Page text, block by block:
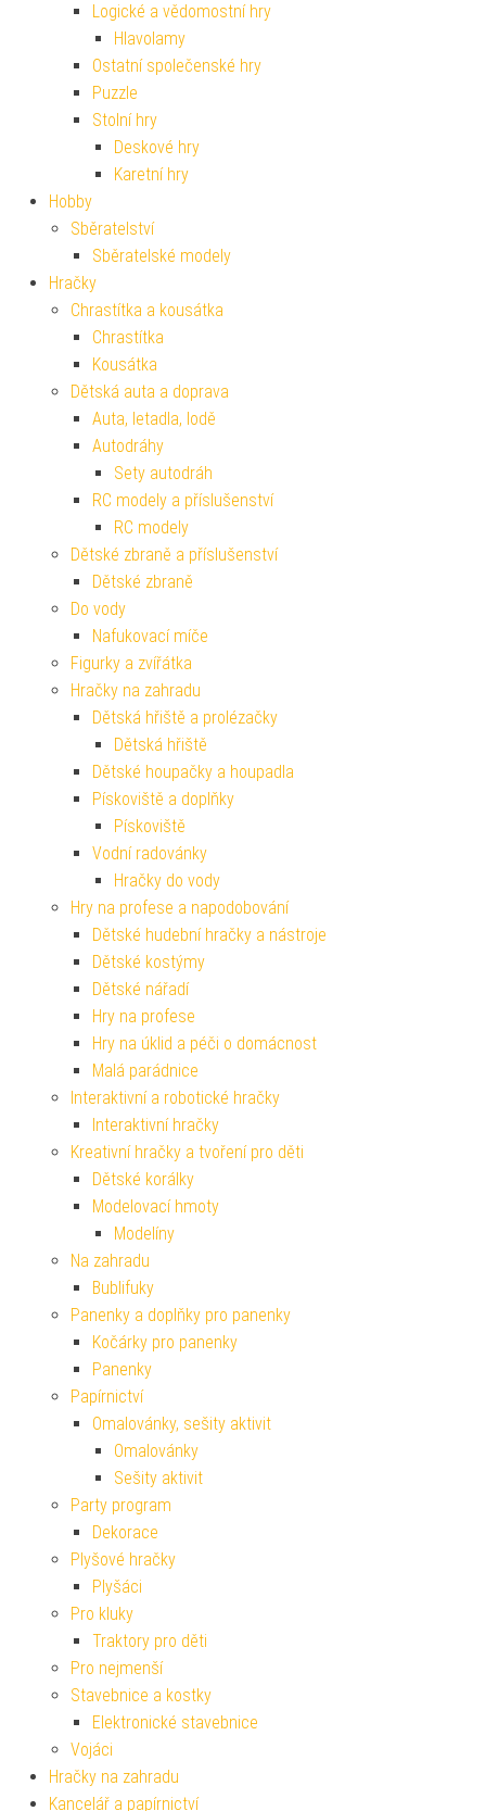
Logické a vědomostní hry
Hlavolamy
Ostatní společenské hry
Puzzle
Stolní hry
Deskové hry
Karetní hry
Hobby
Sběratelství
Sběratelské modely
Hračky
Chrastítka a kousátka
Chrastítka
Kousátka
Dětská auta a doprava
Auta, letadla, lodě
Autodráhy
Sety autodráh
RC modely a příslušenství
RC modely
Dětské zbraně a příslušenství
Dětské zbraně
Do vody
Nafukovací míče
Figurky a zvířátka
Hračky na zahradu
Dětská hřiště a prolézačky
Dětská hřiště
Dětské houpačky a houpadla
Pískoviště a doplňky
Pískoviště
Vodní radovánky
Hračky do vody
Hry na profese a napodobování
Dětské hudební hračky a nástroje
Dětské kostýmy
Dětské nářadí
Hry na profese
Hry na úklid a péči o domácnost
Malá parádnice
Interaktivní a robotické hračky
Interaktivní hračky
Kreativní hračky a tvoření pro děti
Dětské korálky
Modelovací hmoty
Modelíny
Na zahradu
Bublifuky
Panenky a doplňky pro panenky
Kočárky pro panenky
Panenky
Papírnictví
Omalovánky, sešity aktivit
Omalovánky
Sešity aktivit
Party program
Dekorace
Plyšové hračky
Plyšáci
Pro kluky
Traktory pro děti
Pro nejmenší
Stavebnice a kostky
Elektronické stavebnice
Vojáci
Hračky na zahradu
Kancelář a papírnictví